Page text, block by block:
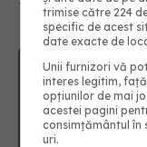
trimise către 224
specific de acest
date exacte de
Unii furnizori vă
interes legitim,
opțiunilor de mai
acestei pagini
consimțământul în
uri.